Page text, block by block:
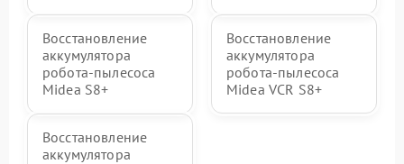
Восстановление
аккумулятора
робота-пылесоса
Midea S8+
Восстановление
аккумулятора
робота-пылесоса
Midea VCR S8+
Восстановление
аккумулятора